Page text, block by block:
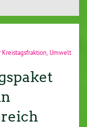
, Umwelt